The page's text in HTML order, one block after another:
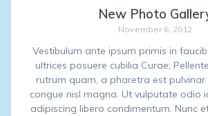
New Photo
November 6, 2012
Vestibulum ante ipsum primis in
ultrices posuere cubilia Curae;
rutrum quam, a pharetra est pulvinar
congue nisl magna. Ut vulputate odio
adipiscing libero condimentum. Nunc